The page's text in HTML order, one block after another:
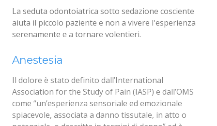
La seduta odontoiatrica sotto sedazione cosciente
aiuta il piccolo paziente e non a vivere l'esperienza
serenamente e a tornare volentieri.
Sedazione Inalatoria
La sedazione cosciente effettuata nel nostro
ambulatorio dentistico, si ottiene mediante
l'inalazione di unamiscela di ossigeno e protossido
di azoto. Questo gas anestetico chiamato anche "gas
Anestesia
Il dolore è stato definito dall’International
Association for the Study of Pain (IASP) e dall’OMS
come “un’esperienza sensoriale ed emozionale
spiacevole, associata a danno tissutale, in atto o